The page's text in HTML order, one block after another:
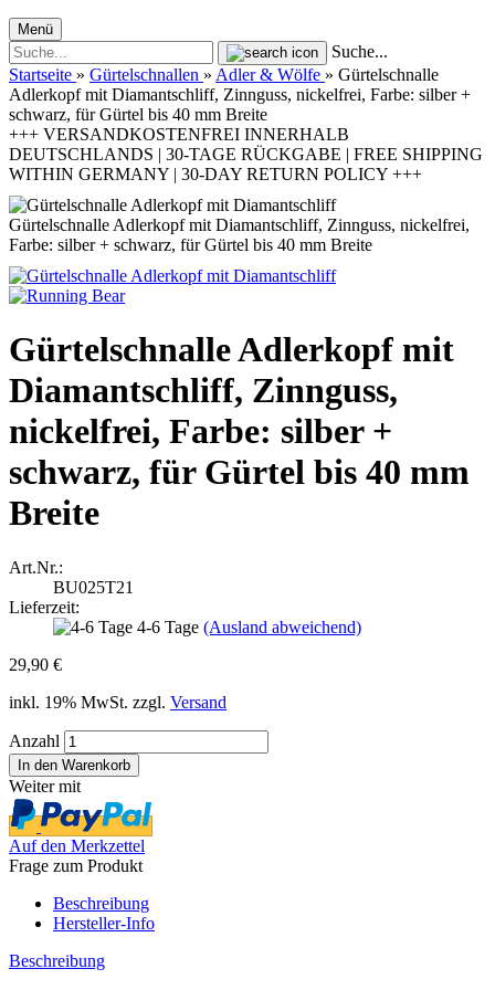
Menü
Suche...
Startseite » Gürtelschnallen » Adler & Wölfe » Gürtelschnalle
Adlerkopf mit Diamantschliff, Zinnguss, nickelfrei, Farbe: silber +
schwarz, für Gürtel bis 40 mm Breite
+++ VERSANDKOSTENFREI INNERHALB
DEUTSCHLANDS | 30-TAGE RÜCKGABE | FREE SHIPPING
WITHIN GERMANY | 30-DAY RETURN POLICY +++
Gürtelschnalle Adlerkopf mit Diamantschliff, Zinnguss, nickelfrei,
Farbe: silber + schwarz, für Gürtel bis 40 mm Breite
Gürtelschnalle Adlerkopf mit
Diamantschliff, Zinnguss,
nickelfrei, Farbe: silber +
schwarz, für Gürtel bis 40 mm
Breite
Art.Nr.:
BU025T21
Lieferzeit:
4-6 Tage (Ausland abweichend)
29,90 €
inkl. 19% MwSt. zzgl. Versand
Anzahl
Weiter mit
Auf den Merkzettel
Frage zum Produkt
Beschreibung
Hersteller-Info
Beschreibung